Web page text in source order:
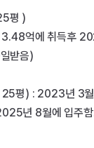
평 )
3.48억에 취득후
받음)
25평) : 2023년 3월
년 8월에 입주